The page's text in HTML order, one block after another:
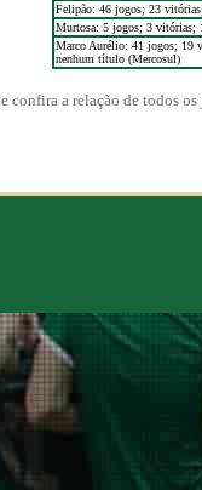
Felipão: 46 jogos; 23
Murtosa: 5 jogos; 3 vitórias;
Marco Aurélio: 41 jogos; 19
nenhum título (Mercosul)
e confira a relação de todos